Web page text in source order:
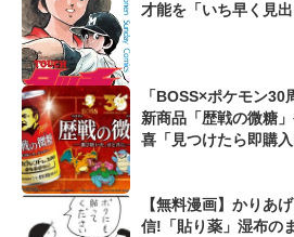
才能を「いち早く見出
「BOSS×ポケモン
新商品「歴戦の微糖
喜「見つけたら即購入
【無料漫画】かりあ
信!「貼り薬」湿布の